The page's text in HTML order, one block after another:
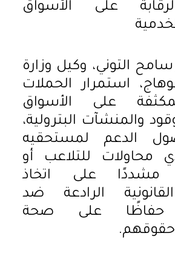
على الأسواق
سامح التوني، وكيل وزارة
استمرار الحملات
على الأسواق
والمنشآت البترولية،
الدعم لمستحقيه
محاولات للتلاعب أو
مشددًا على اتخاذ
الرادعة ضد
حفاظًا على صحة